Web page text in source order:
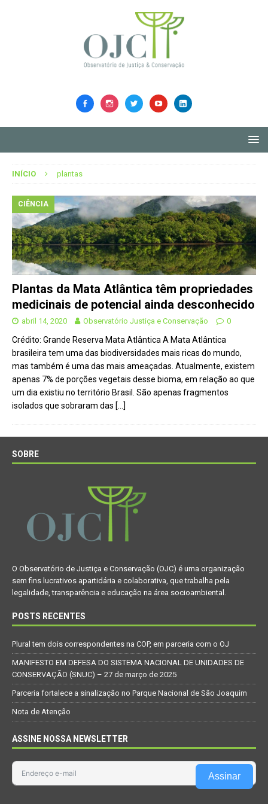
INÍCIO plantas
CIÊNCIA
Plantas da Mata Atlântica têm propriedades
medicinais de potencial ainda desconhecido
abril 14, 2020 Observatório Justiça e Conservação 0
Crédito: Grande Reserva Mata Atlântica A Mata Atlântica
brasileira tem uma das biodiversidades mais ricas do mundo,
mas também é uma das mais ameaçadas. Atualmente, existem
apenas 7% de porções vegetais desse bioma, em relação ao que
um dia existiu no território Brasil. São apenas fragmentos
isolados que sobraram das […]
SOBRE
O Observatório de Justiça e Conservação (OJC) é uma organização
sem fins lucrativos apartidária e colaborativa, que trabalha pela
legalidade, transparência e educação na área socioambiental.
POSTS RECENTES
Plural tem dois correspondentes na COP, em parceria com o OJ
MANIFESTO EM DEFESA DO SISTEMA NACIONAL DE UNIDADES DE
CONSERVAÇÃO (SNUC) – 27 de março de 2025
Parceria fortalece a sinalização no Parque Nacional de São Joaquim
Nota de Atenção
ASSINE NOSSA NEWSLETTER
Assinar